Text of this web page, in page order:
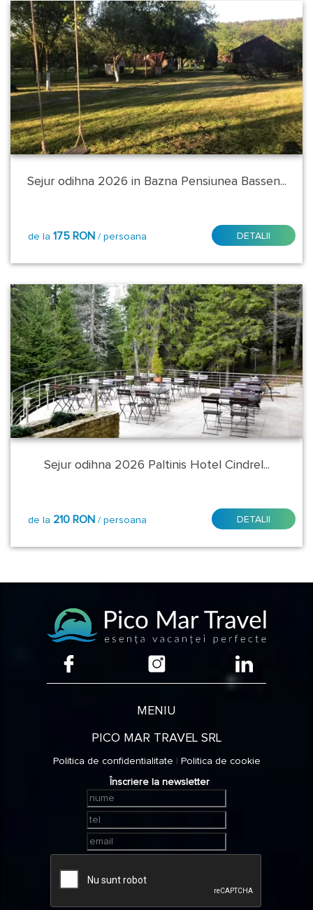
Sejur odihna 2026 in Bazna Pensiunea Bassen...
de la 175 RON / persoana DETALII
Sejur odihna 2026 Paltinis Hotel Cindrel...
de la 210 RON / persoana DETALII
MENIU
PICO MAR TRAVEL SRL
Politica de confidentialitate | Politica de cookie
Înscriere la newsletter